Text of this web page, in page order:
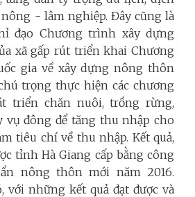
- lâm nghiệp. Đây cũng là
đạo Chương trình xây dựng
xã gấp rút triển khai Chương
gia về xây dựng nông thôn
trọng thực hiện các chương
triển chăn nuôi, trồng rừng,
vụ đông để tăng thu nhập cho
tiêu chí về thu nhập. Kết quả,
tỉnh Hà Giang cấp bằng công
nông thôn mới năm 2016.
với những kết quả đạt được và